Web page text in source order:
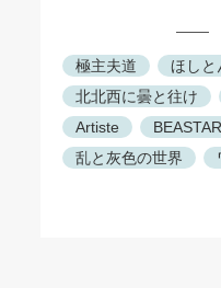
極主夫道
ほしと
北北西に曇と往け
Artiste
乱と灰色の世界